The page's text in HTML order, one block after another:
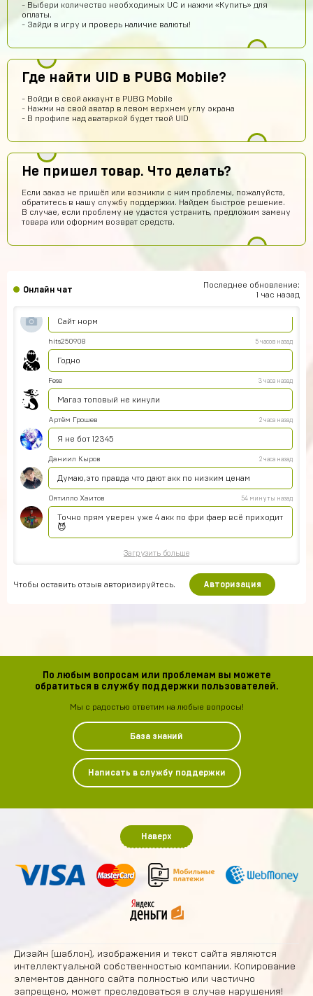
- Выбери количество необходимых UC и нажми «Купить» для
оплаты.
- Зайди в игру и проверь наличие валюты!
Где найти UID в PUBG Mobile?
- Войди в свой аккаунт в PUBG Mobile
- Нажми на свой аватар в левом верхнем углу экрана
- В профиле над аватаркой будет твой UID
Не пришел товар. Что делать?
Если заказ не пришёл или возникли с ним проблемы, пожалуйста,
обратитесь в нашу службу поддержки. Найдем быстрое решение.
В случае, если проблему не удастся устранить, предложим замену
товара или оформим возврат средств.
Онлайн чат
Последнее обновление:
1 час назад
arsenijmakarov719 12 часов назад
Я купил аккаунт Brawl Stars и мне все пришло так что кто
СП
Савелий Попов
Я не знаю этот сайт первый раз купил вроде что-то
Данил Алашов
топппппп!
Купил
Алексей Волков
Сайт норм
hits250908 5 часов назад
Годно
Fese 3 часа назад
Магаз топовый не кинули
Артём Грошев 2 часа назад
Я не бот 12345
Даниил Кыров 2 часа назад
Думаю,это правда что дают акк по низким ценам
Оятилло Хаитов 54 минуты назад
Точно прям уверен уже 4 акк по фри фаер всё приходит
😈
Загрузить больше
Чтобы оставить отзыв авторизируйтесь. Авторизация
По любым вопросам или проблемам вы можете
обратиться в службу поддержки пользователей.
Мы с радостью ответим на любые вопросы!
База знаний
Написать в службу поддержки
Наверх
Дизайн (шаблон), изображения и текст сайта являются
интеллектуальной собственностью компании. Копирование
элементов данного сайта полностью или частично
запрещено, может преследоваться в случае нарушения!